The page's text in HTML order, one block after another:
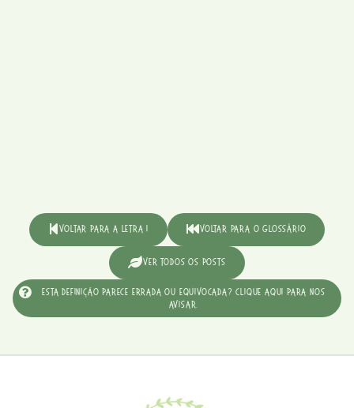
Voltar para a Letra I Voltar para o Glossário
Ver Todos os Posts
Esta definição parece errada ou equivocada? Clique aqui para nos
avisar.